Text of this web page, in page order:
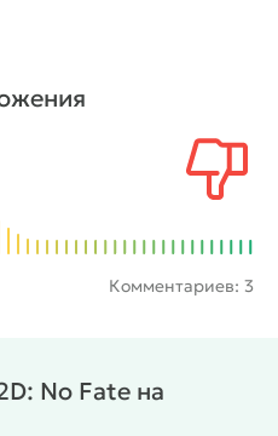
из будущего,
и «Терминатор 4: Да
участвовать
собственные
героями – Сарой
всё ради
апокалипсиса,
Ведь и враг
лидер
дать отпор армии
Комментариев: 3
No Fate на